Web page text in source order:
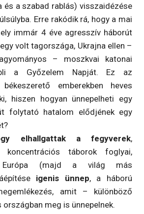
és a szabad rablás) visszaidézése
Erre rakódik rá, hogy a mai
immár 4 éve agresszív háborút
volt tagországa, Ukrajna ellen –
– moszkvai katonai
a Győzelem Napját. Ez az
emberekben heves
hiszen hogyan ünnepelheti egy
folytató hatalom elődjének egy
elhallgattak a fegyverek,
koncentrációs táborok foglyai,
Európa (majd a világ más
igenis ünnep, a háború
amit – különböző
meg is ünnepelnek.